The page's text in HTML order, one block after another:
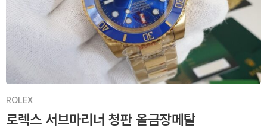
ROLEX
로렉스 서브마리너 청판 올금장메탈